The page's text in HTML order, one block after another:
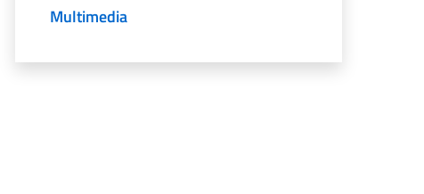
Multimedia